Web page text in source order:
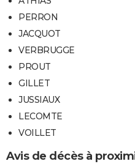
PERRON
JACQUOT
VERBRUGGE
PROUT
GILLET
JUSSIAUX
LECOMTE
VOILLET
Avis de décès à